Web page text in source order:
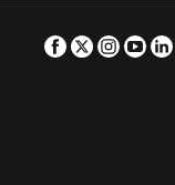
Facebook
Twitter